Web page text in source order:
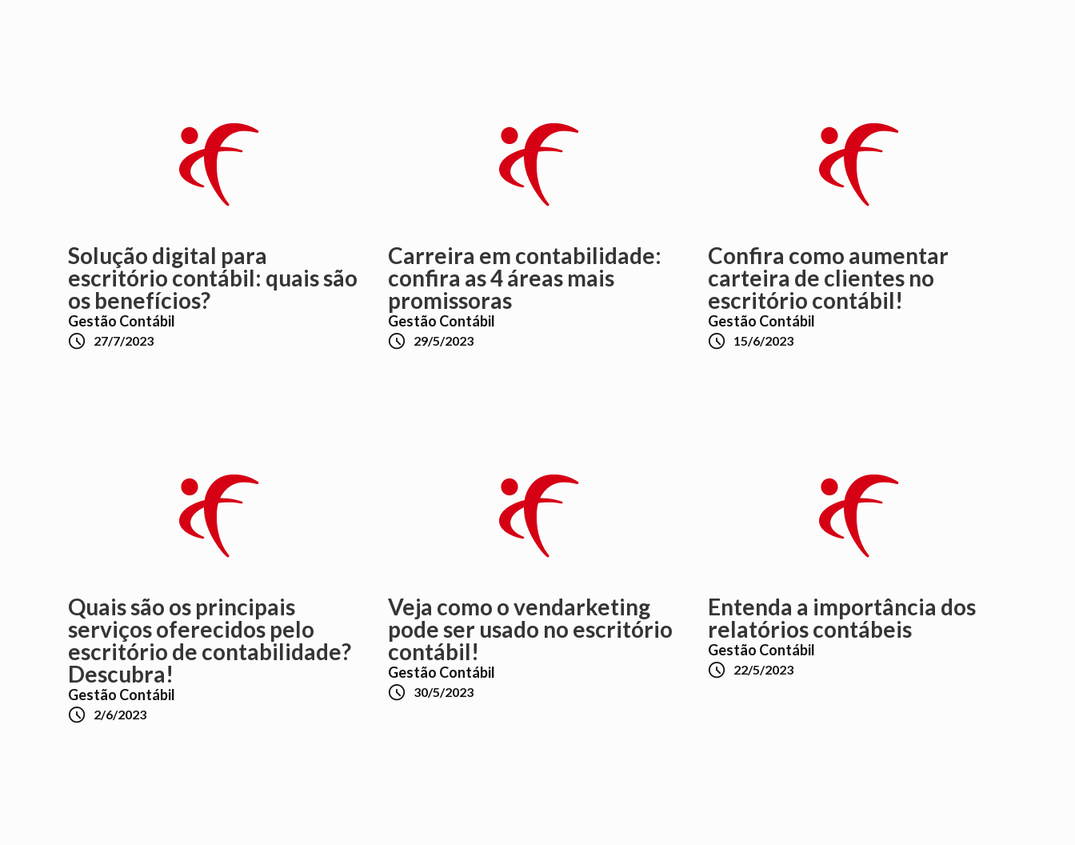
Solução digital para
escritório contábil: quais são
os benefícios?
Gestão Contábil
 27/7/2023
Carreira em contabilidade:
confira as 4 áreas mais
promissoras
Gestão Contábil
 29/5/2023
Confira como aumentar
carteira de clientes no
escritório contábil!
Gestão Contábil
 15/6/2023
Quais são os principais
serviços oferecidos pelo
escritório de contabilidade?
Descubra!
Gestão Contábil
 2/6/2023
Veja como o vendarketing
pode ser usado no escritório
contábil!
Gestão Contábil
 30/5/2023
Entenda a importância dos
relatórios contábeis
Gestão Contábil
 22/5/2023